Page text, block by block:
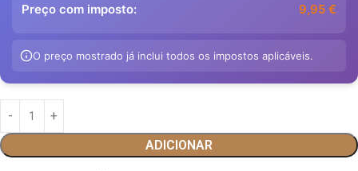
Preço com imposto: 9,95 €
O preço mostrado já inclui todos os impostos aplicáveis.
ADICIONAR